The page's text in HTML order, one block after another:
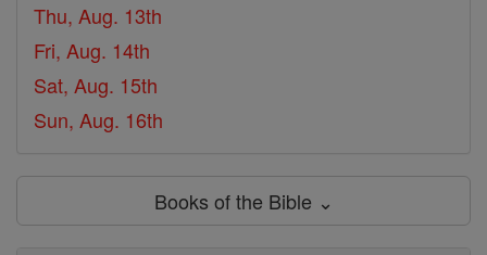
Thu, Aug. 13th
Fri, Aug. 14th
Sat, Aug. 15th
Sun, Aug. 16th
Books of the Bible ⌄